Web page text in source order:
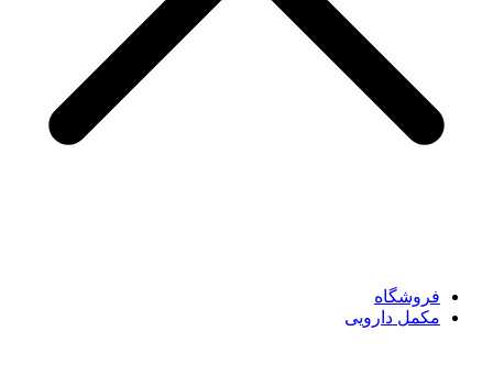
فروشگاه
مکمل دارویی